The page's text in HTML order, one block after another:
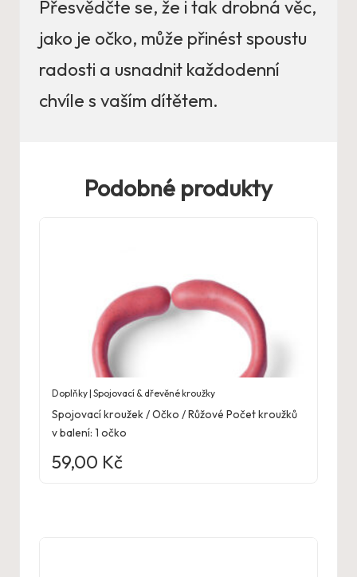
Přesvědčte se, že i tak drobná věc,
jako je očko, může přinést spoustu
radosti a usnadnit každodenní
chvíle s vaším dítětem.
Podobné produkty
Doplňky | Spojovací & dřevěné kroužky
Spojovací kroužek / Očko / Růžové Počet kroužků
v balení: 1 očko
59,00 Kč